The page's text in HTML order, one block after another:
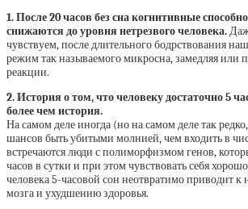
1. После 20 часов без сна когнитивные
снижаются до уровня нетрезвого человека.
чувствуем, после длительного бодрствования
режим так называемого микросна, замедляя или
реакции.
2. История о том, что человеку достаточно 5
более чем история.
На самом деле иногда (но на самом деле так
шансов быть убитыми молнией, чем входить в
встречаются люди с полиморфизмом генов,
часов в сутки и при этом чувствовать себя
человека 5-часовой сон неотвратимо приводит
мозга и ухудшению здоровья.